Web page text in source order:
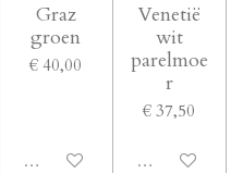
Graz
groen
€ 40,00
Uitgeschakeld
Venetië
wit
parelmoe
r
€ 37,50
Uitgeschakeld